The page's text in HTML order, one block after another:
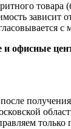
товара
зависит
с
и офисные
только